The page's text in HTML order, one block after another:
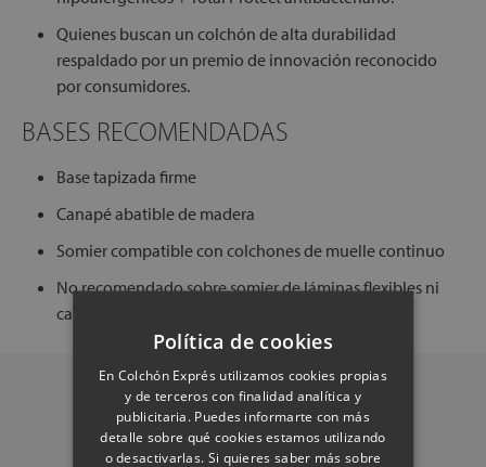
Quienes buscan un colchón de alta durabilidad
respaldado por un premio de innovación reconocido
por consumidores.
BASES RECOMENDADAS
Base tapizada firme
Canapé abatible de madera
Somier compatible con colchones de muelle continuo
No recomendado sobre somier de láminas flexibles ni
camas articuladas.
Política de cookies
En Colchón Exprés utilizamos cookies propias
y de terceros con finalidad analítica y
publicitaria. Puedes informarte con más
detalle sobre qué cookies estamos utilizando
o desactivarlas. Si quieres saber más sobre